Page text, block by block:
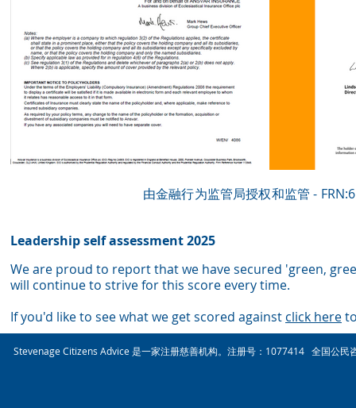
由金融行为监管局授权和监管 -
Leadership self assessment 2025
We are proud to report that we have secured 'green,
will continue to strive for this score every time.
If you'd like to see what we get scored against click here
Stevenage Citizens Advice 是一家注册慈善机构。注册号：1077414 全国公民